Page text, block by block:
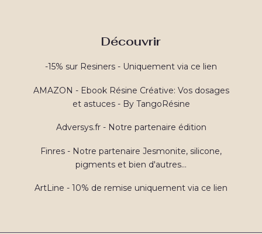
Découvrir
-15% sur Resiners - Uniquement via ce lien
AMAZON - Ebook Résine Créative: Vos dosages
et astuces - By TangoRésine
Adversys.fr - Notre partenaire édition
Finres - Notre partenaire Jesmonite, silicone,
pigments et bien d'autres...
ArtLine - 10% de remise uniquement via ce lien